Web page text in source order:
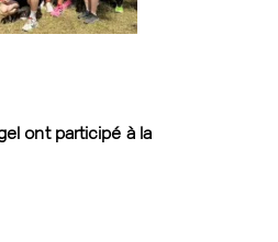
ont participé à la